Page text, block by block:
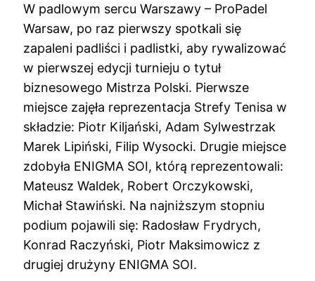
W padlowym sercu Warszawy – ProPadel
Warsaw, po raz pierwszy spotkali się
zapaleni padliści i padlistki, aby rywalizować
w pierwszej edycji turnieju o tytuł
biznesowego Mistrza Polski. Pierwsze
miejsce zajęła reprezentacja Strefy Tenisa w
składzie: Piotr Kiljański, Adam Sylwestrzak
Marek Lipiński, Filip Wysocki. Drugie miejsce
zdobyła ENIGMA SOI, którą reprezentowali:
Mateusz Waldek, Robert Orczykowski,
Michał Stawiński. Na najniższym stopniu
podium pojawili się: Radosław Frydrych,
Konrad Raczyński, Piotr Maksimowicz z
drugiej drużyny ENIGMA SOI.